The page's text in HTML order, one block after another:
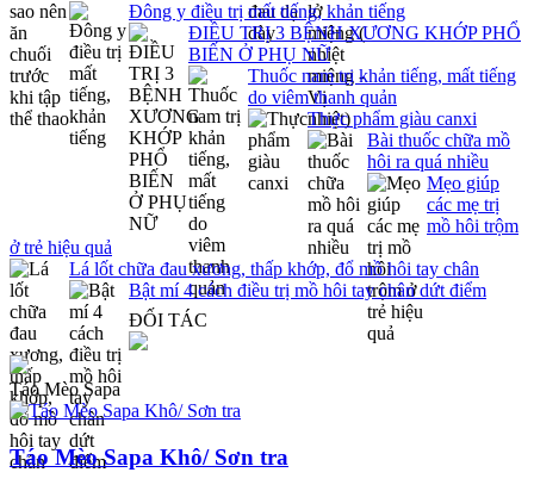
Đông y điều trị mất tiếng, khản tiếng
ĐIỀU TRỊ 3 BỆNH XƯƠNG KHỚP PHỔ
BIẾN Ở PHỤ NỮ
Thuốc nam trị khản tiếng, mất tiếng
do viêm thanh quản
Thực phẩm giàu canxi
Bài thuốc chữa mồ
hôi ra quá nhiều
Mẹo giúp
các mẹ trị
mồ hôi trộm
ở trẻ hiệu quả
Lá lốt chữa đau xương, thấp khớp, đổ mồ hôi tay chân
Bật mí 4 cách điều trị mồ hôi tay chân dứt điểm
ĐỐI TÁC
Táo Mèo Sapa
Táo Mèo Sapa Khô/ Sơn tra